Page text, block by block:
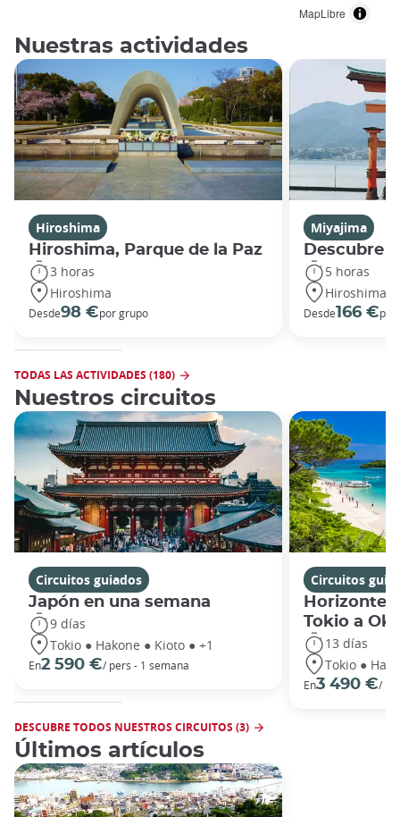
MapLibre
Nuestras actividades
Hiroshima
Hiroshima, Parque de la Paz
3 horas
Hiroshima
Desde98 €por grupo
Miyajima
Descubre
5 horas
Hiroshima
Desde166 €por
TODAS LAS ACTIVIDADES (180)
Nuestros circuitos
Circuitos guiados
Japón en una semana
9 días
Tokio ● Hakone ● Kioto ● +1
En2 590 €/ pers - 1 semana
Circuitos
Horizontes
Tokio a
13 días
Tokio ●
En3 490 €/
DESCUBRE TODOS NUESTROS CIRCUITOS (3)
Últimos artículos